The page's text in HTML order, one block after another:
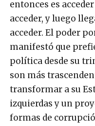
entonces es
acceder, y luego
acceder. El poder
manifestó que
política desde su
son más
transformar a su
izquierdas y un
formas de